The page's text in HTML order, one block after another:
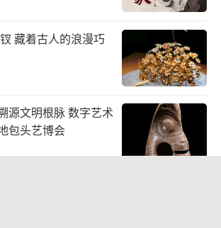
的独特音色和表现方式已然吸
球，如何进一步用原创作品激发
能，激活民乐所承载的传统文化
两年民乐从业者认真思考的课
藏着古人的浪漫巧
源文明根脉 数字艺术
包头艺博会